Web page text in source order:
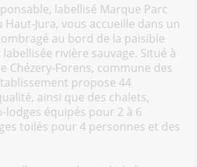
labellisé Marque Parc
Haut-Jura, vous accueille dans un
au bord de la paisible
rivière sauvage. Situé à
Chézery-Forens, commune des
propose 44
ainsi que des chalets,
lodges équipés pour 2 à 6
toilés pour 4 personnes et des